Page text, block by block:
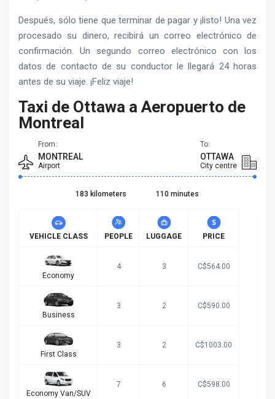
Después, sólo tiene que terminar de pagar y ¡listo! Una vez
procesado su dinero, recibirá un correo electrónico de
confirmación. Un segundo correo electrónico con los
datos de contacto de su conductor le llegará 24 horas
antes de su viaje. ¡Feliz viaje!
Taxi de Ottawa a Aeropuerto de
Montreal
From:
MONTREAL
Airport
To:
OTTAWA
City centre
183 kilometers 110 minutes
VEHICLE CLASS PEOPLE LUGGAGE PRICE
Economy
4 3 C$564.00
Business
3 2 C$590.00
First Class
3 2 C$1003.00
Economy Van/SUV
7 6 C$598.00